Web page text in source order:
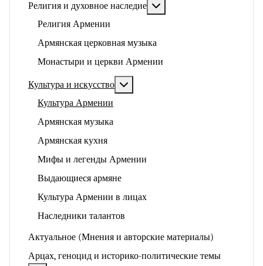
Религия и духовное наследие
Религия Армении
Армянская церковная музыка
Монастыри и церкви Армении
Культура и искусство
Культура Армении
Армянская музыка
Армянская кухня
Мифы и легенды Армении
Выдающиеся армяне
Культура Армении в лицах
Наследники талантов
Актуальное (Мнения и авторские материалы)
Арцах, геноцид и историко-политические темы